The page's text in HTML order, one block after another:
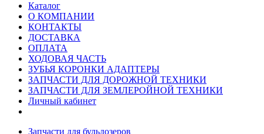
Каталог
О КОМПАНИИ
КОНТАКТЫ
ДОСТАВКА
ОПЛАТА
ХОДОВАЯ ЧАСТЬ
ЗУБЬЯ КОРОНКИ АДАПТЕРЫ
ЗАПЧАСТИ ДЛЯ ДОРОЖНОЙ ТЕХНИКИ
ЗАПЧАСТИ ДЛЯ ЗЕМЛЕРОЙНОЙ ТЕХНИКИ
Личный кабинет
Запчасти для бульдозеров